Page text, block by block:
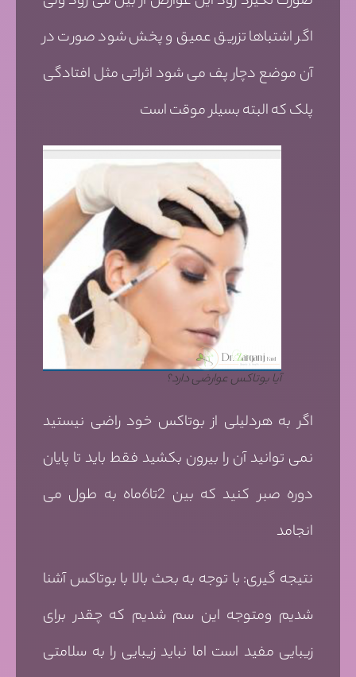
اگر اشتباها تزریق عمیق و پخش شود صورت در
آن موضع دچار پف می شود اثراتی مثل افتادگی
پلک که البته بسیلر موقت است
آیا بوتاکس عوارضی دارد؟
اگر به هردلیلی از بوتاکس خود راضی نیستید
نمی توانید آن را بیرون بکشید فقط باید تا پایان
دوره صبر کنید که بین 2تا6ماه به طول می
انجامد
نتیجه گیری: با توجه به بحث بالا با بوتاکس آشنا
شدیم ومتوجه این سم شدیم که چقدر برای
زیبایی مفید است اما نباید زیبایی را به سلامتی